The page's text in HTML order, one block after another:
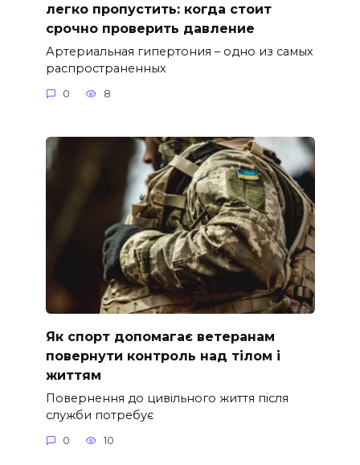
легко пропустить: когда стоит
срочно проверить давление
Артериальная гипертония – одно из самых
распространенных
0 8
Як спорт допомагає ветеранам
повернути контроль над тілом і
життям
Повернення до цивільного життя після
служби потребує
0 10